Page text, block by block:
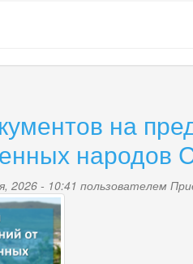
на
народов
2026 - 10:41 пользователем